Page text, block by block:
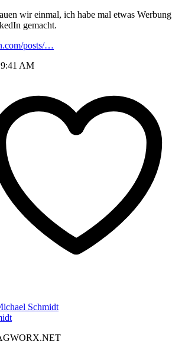
wir einmal, ich habe mal etwas Werbung
gemacht.
posts/…
AM